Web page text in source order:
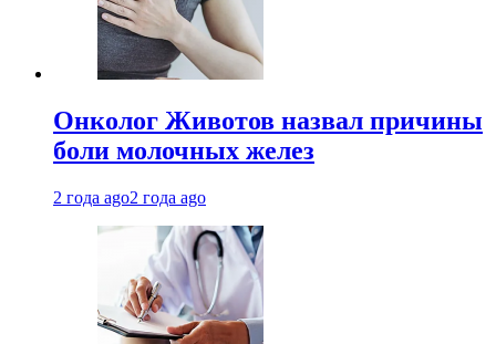
Онколог Животов назвал причины
боли молочных желез
2 года ago2 года ago